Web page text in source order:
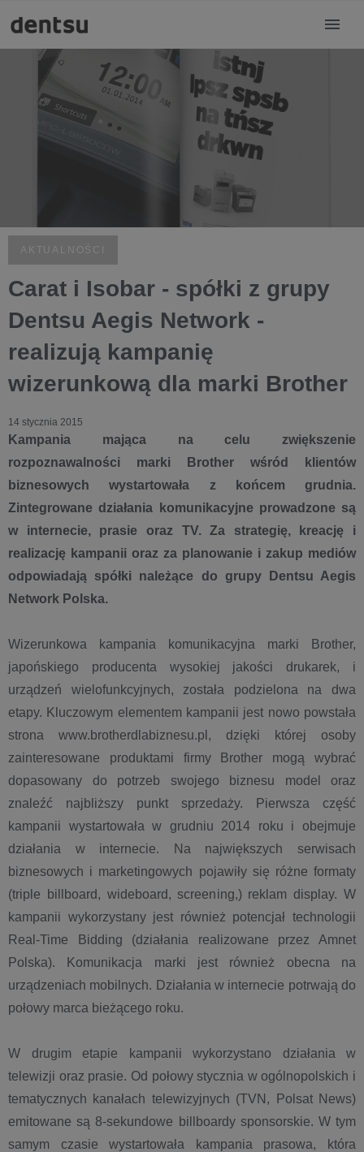
AKTUALNOŚCI
Carat i Isobar - spółki z grupy
Dentsu Aegis Network -
realizują kampanię
wizerunkową dla marki Brother
14 stycznia 2015
Kampania mająca na celu zwiększenie
rozpoznawalności marki Brother wśród klientów
biznesowych wystartowała z końcem grudnia.
Zintegrowane działania komunikacyjne prowadzone są
w internecie, prasie oraz TV. Za strategię, kreację i
realizację kampanii oraz za planowanie i zakup mediów
odpowiadają spółki należące do grupy Dentsu Aegis
Network Polska.
Wizerunkowa kampania komunikacyjna marki Brother,
japońskiego producenta wysokiej jakości drukarek, i
urządzeń wielofunkcyjnych, została podzielona na dwa
etapy. Kluczowym elementem kampanii jest nowo powstała
strona www.brotherdlabiznesu.pl, dzięki której osoby
zainteresowane produktami firmy Brother mogą wybrać
dopasowany do potrzeb swojego biznesu model oraz
znaleźć najbliższy punkt sprzedaży. Pierwsza część
kampanii wystartowała w grudniu 2014 roku i obejmuje
działania w internecie. Na największych serwisach
biznesowych i marketingowych pojawiły się różne formaty
(triple billboard, wideboard, screening,) reklam display. W
kampanii wykorzystany jest również potencjał technologii
Real-Time Bidding (działania realizowane przez Amnet
Polska). Komunikacja marki jest również obecna na
urządzeniach mobilnych. Działania w internecie potrwają do
połowy marca bieżącego roku.
W drugim etapie kampanii wykorzystano działania w
telewizji oraz prasie. Od połowy stycznia w ogólnopolskich i
tematycznych kanałach telewizyjnych (TVN, Polsat News)
emitowane są 8-sekundowe billboardy sponsorskie. W tym
samym czasie wystartowała kampania prasowa, która